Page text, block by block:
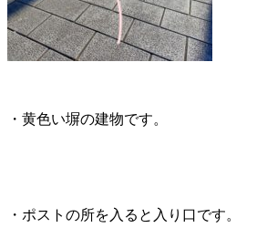
・黄色い塀の建物です。
・ポストの所を入ると入り口です。